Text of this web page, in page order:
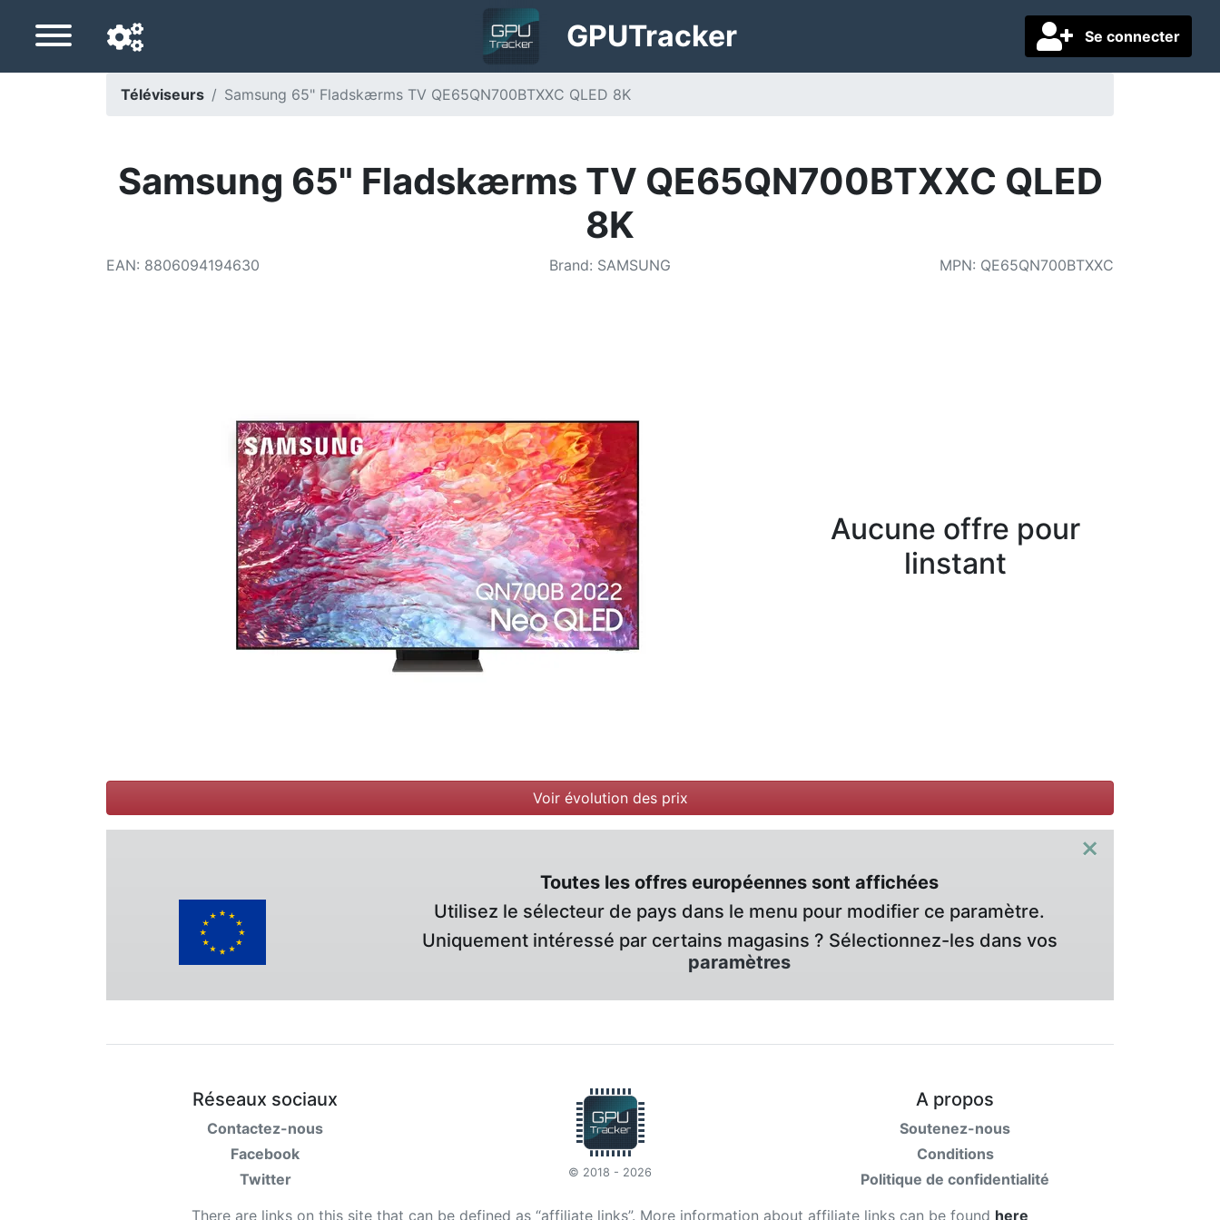
Se connecter
GPUTracker
Pays de livraison
Téléviseurs Samsung 65" Fladskærms TV QE65QN700BTXXC QLED 8K
Samsung 65" Fladskærms TV QE65QN700BTXXC QLED
8K
EAN: 8806094194630 Brand: SAMSUNG MPN: QE65QN700BTXXC
Aucune offre pour
linstant
Voir évolution des prix
×
Toutes les offres européennes sont affichées
Utilisez le sélecteur de pays dans le menu pour modifier ce paramètre.
Uniquement intéressé par certains magasins ? Sélectionnez-les dans vos
paramètres
Réseaux sociaux
Contactez-nous
Facebook
Twitter
© 2018 - 2026
A propos
Soutenez-nous
Conditions
Politique de confidentialité
There are links on this site that can be defined as “affiliate links”. More information about affiliate links can be found here